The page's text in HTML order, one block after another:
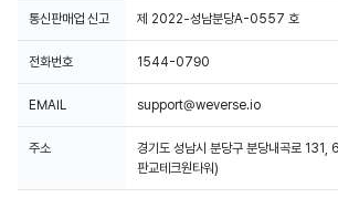
통신판매업 신고 제 2022-성남분당A-0557 호
전화번호 1544-0790
EMAIL support@weverse.io
주소
경기도 성남시 분당구 분당내곡로 131,
판교테크원타워)